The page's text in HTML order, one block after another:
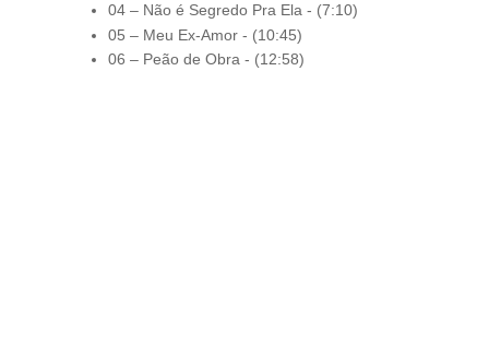
04 – Não é Segredo Pra Ela - (7:10)
05 – Meu Ex-Amor - (10:45)
06 – Peão de Obra - (12:58)